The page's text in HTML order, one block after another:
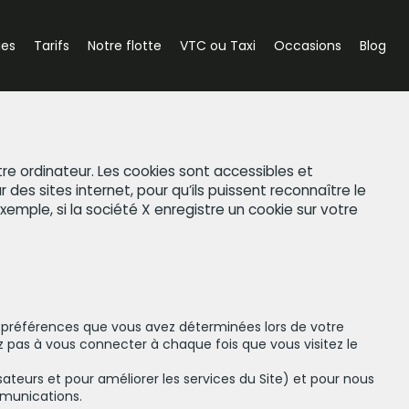
Tarifs Notre flotte VTC ou Taxi Occasions Blog
ordinateur. Les cookies sont accessibles et
sites internet, pour qu’ils puissent reconnaître le
si la société X enregistre un cookie sur votre
que vous avez déterminées lors de votre
à vous connecter à chaque fois que vous visitez le
et pour améliorer les services du Site) et pour nous